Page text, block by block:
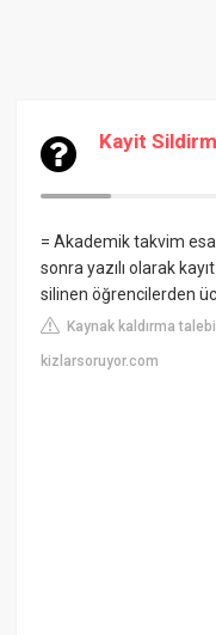
Kayit
= Akademik takvim
sonra yazılı olarak
silinen öğrencilerden
Kaynak kaldırma talebi
kizlarsoruyor.com